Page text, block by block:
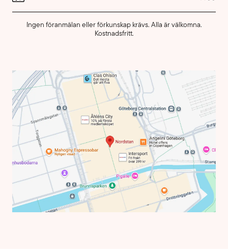
Ingen föranmälan eller förkunskap krävs. Alla är välkomna.
Kostnadsfritt.